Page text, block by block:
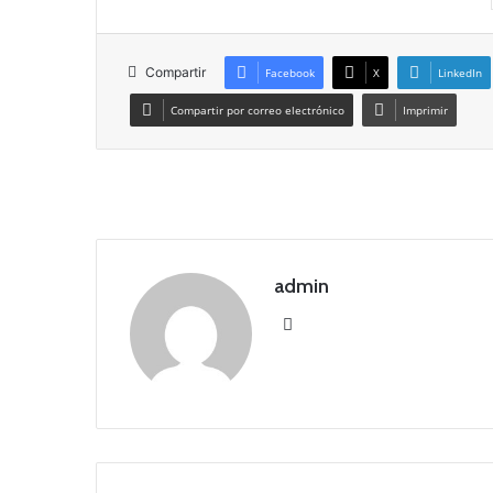
Compartir Facebook X LinkedIn
Compartir por correo electrónico Imprimir
admin